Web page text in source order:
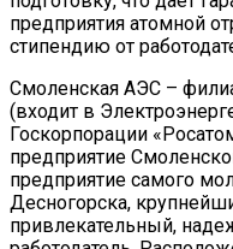
предприятия атомной
стипендию от
Смоленская АЭС –
(входит в
Госкорпорации
предприятие
предприятие самого
Десногорска,
привлекательный,